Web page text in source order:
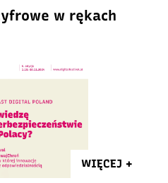
w rękach
WIĘCEJ +